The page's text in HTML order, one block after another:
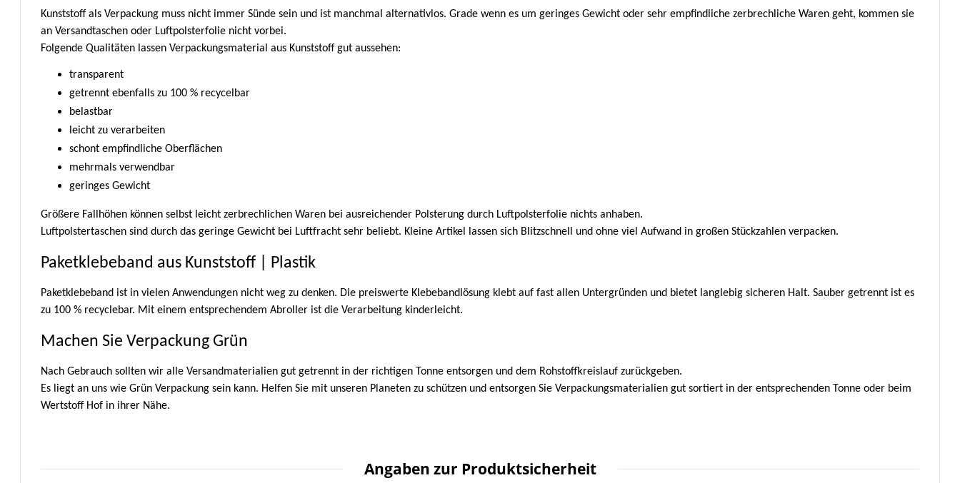
Kunststoff als Verpackung muss nicht immer Sünde sein und ist manchmal alternativlos. Grade wenn es um geringes Gewicht oder sehr empfindliche zerbrechliche Waren geht, kommen sie
an Versandtaschen oder Luftpolsterfolie nicht vorbei.
Folgende Qualitäten lassen Verpackungsmaterial aus Kunststoff gut aussehen:
transparent
getrennt ebenfalls zu 100 % recycelbar
belastbar
leicht zu verarbeiten
schont empfindliche Oberflächen
mehrmals verwendbar
geringes Gewicht
Größere Fallhöhen können selbst leicht zerbrechlichen Waren bei ausreichender Polsterung durch Luftpolsterfolie nichts anhaben.
Luftpolstertaschen sind durch das geringe Gewicht bei Luftfracht sehr beliebt. Kleine Artikel lassen sich Blitzschnell und ohne viel Aufwand in großen Stückzahlen verpacken.
Paketklebeband aus Kunststoff | Plastik
Paketklebeband ist in vielen Anwendungen nicht weg zu denken. Die preiswerte Klebebandlösung klebt auf fast allen Untergründen und bietet langlebig sicheren Halt. Sauber getrennt ist es
zu 100 % recyclebar. Mit einem entsprechendem Abroller ist die Verarbeitung kinderleicht.
Machen Sie Verpackung Grün
Nach Gebrauch sollten wir alle Versandmaterialien gut getrennt in der richtigen Tonne entsorgen und dem Rohstoffkreislauf zurückgeben.
Es liegt an uns wie Grün Verpackung sein kann. Helfen Sie mit unseren Planeten zu schützen und entsorgen Sie Verpackungsmaterialien gut sortiert in der entsprechenden Tonne oder beim
Wertstoff Hof in ihrer Nähe.
Angaben zur Produktsicherheit